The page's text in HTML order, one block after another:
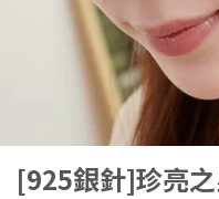
[925銀針]珍亮